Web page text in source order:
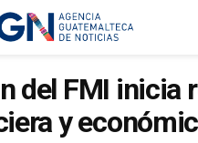
del FMI inicia
y